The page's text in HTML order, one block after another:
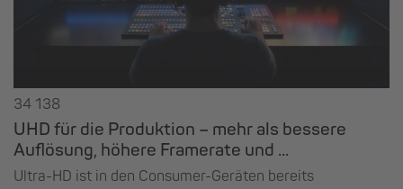
34 138
UHD für die Produktion – mehr als bessere
Auflösung, höhere Framerate und ...
Ultra-HD ist in den Consumer-Geräten bereits